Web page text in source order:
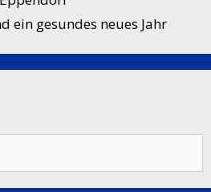
ein gesundes neues Jahr